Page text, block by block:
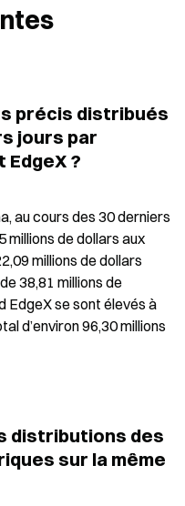
précis distribués
jours par
EdgeX ?
au cours des 30 derniers
millions de dollars aux
millions de dollars
38,81 millions de
EdgeX se sont élevés à
d’environ 96,30 millions
distributions des
sur la même